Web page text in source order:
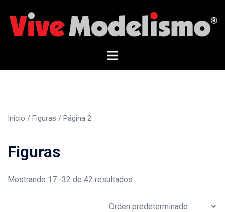
contenido
Alternar
Inicio / Figuras / Página 2
Figuras
Mostrando 17–32 de 42 resultados